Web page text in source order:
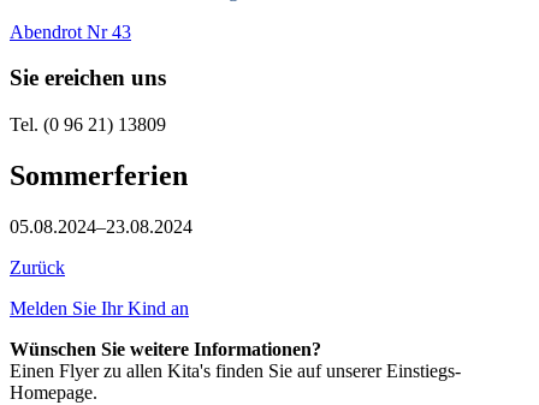
Abendrot Nr 43
Sie ereichen uns
Tel. (0 96 21) 13809
Sommerferien
05.08.2024–23.08.2024
Zurück
Melden Sie Ihr Kind an
Wünschen Sie weitere Informationen?
Einen Flyer zu allen Kita's finden Sie auf unserer Einstiegs-
Homepage.